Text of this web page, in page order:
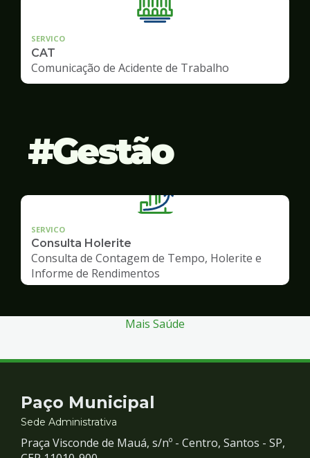
SERVICO
CAT
Comunicação de Acidente de Trabalho
Gestão
SERVICO
Consulta Holerite
Consulta de Contagem de Tempo, Holerite e
Informe de Rendimentos
Mais Saúde
Contato
e
Paço Municipal
Sede Administrativa
Praça Visconde de Mauá, s/nº - Centro, Santos - SP,